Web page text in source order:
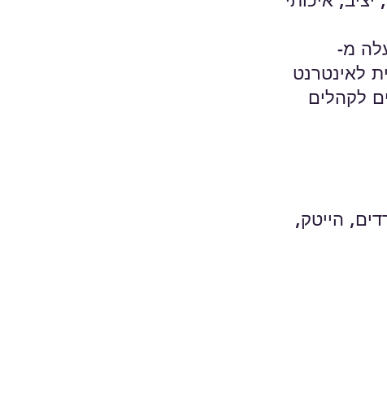
מ-
לאינטרנט
לקהלים
הייטק,